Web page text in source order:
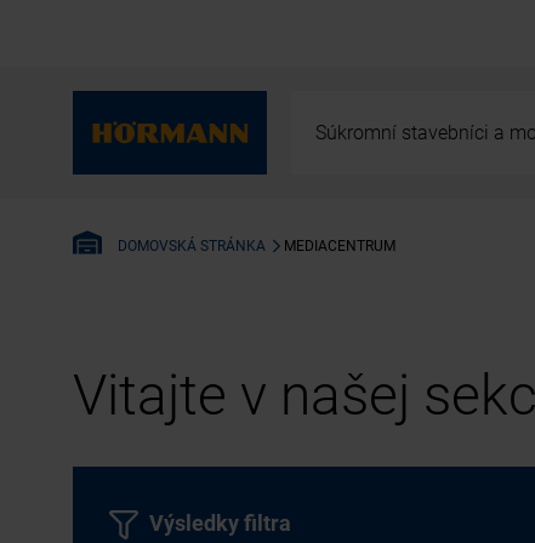
Súkromní stavebníci a
DOMOVSKÁ STRÁNKA MEDIACENTRUM
Vitajte v našej
Výsledky filtra